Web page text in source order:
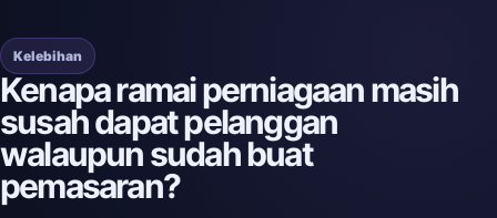
Kelebihan
Kenapa ramai perniagaan masih
susah dapat pelanggan
walaupun sudah buat
pemasaran?